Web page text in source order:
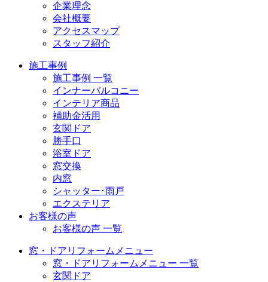
企業理念
会社概要
アクセスマップ
スタッフ紹介
施工事例
施工事例 一覧
インナーバルコニー
インテリア商品
補助金活用
玄関ドア
勝手口
浴室ドア
窓交換
内窓
シャッター･雨戸
エクステリア
お客様の声
お客様の声 一覧
窓・ドアリフォームメニュー
窓・ドアリフォームメニュー 一覧
玄関ドア